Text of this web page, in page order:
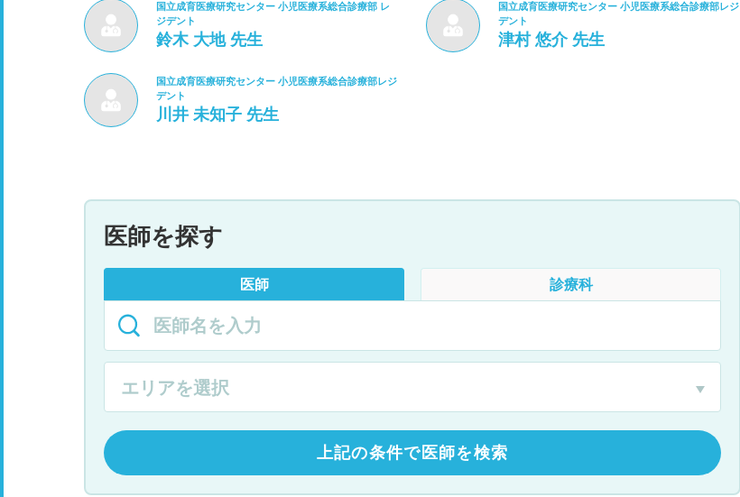
国立成育医療研究センター 小児医療系総合診療部 レ
ジデント
鈴木 大地 先生
国立成育医療研究センター 小児医療系総合診療部レジ
デント
津村 悠介 先生
国立成育医療研究センター 小児医療系総合診療部レジ
デント
川井 未知子 先生
医師を探す
医師 診療科
上記の条件で医師を検索